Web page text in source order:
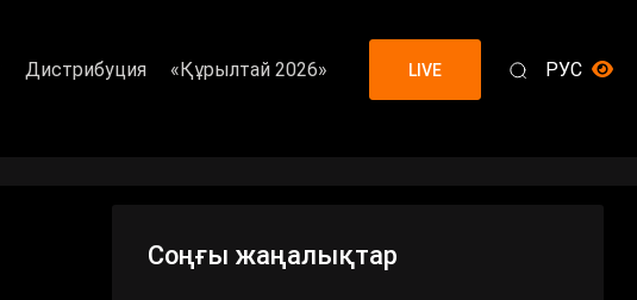
Дистрибуция «Құрылтай 2026» LIVE РУС
Соңғы жаңалықтар